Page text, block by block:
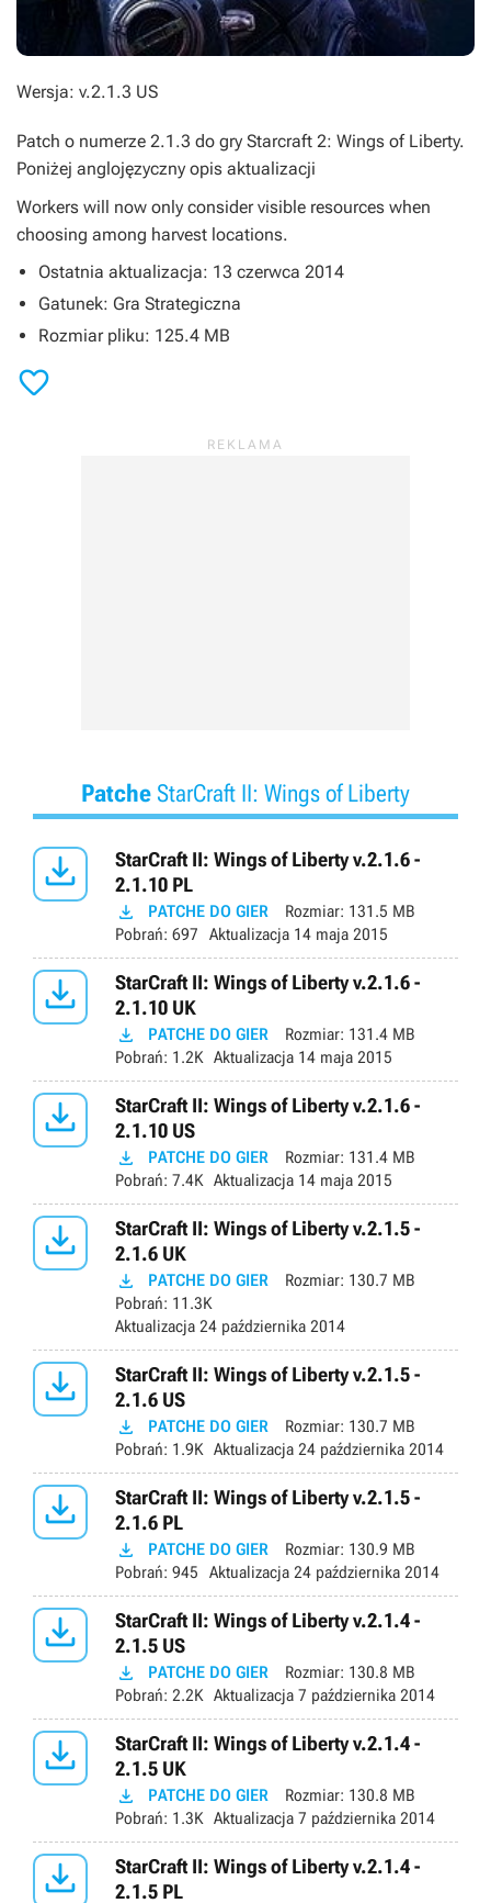
Wersja: v.2.1.3 US
Patch o numerze 2.1.3 do gry Starcraft 2: Wings of Liberty.
Poniżej anglojęzyczny opis aktualizacji
Workers will now only consider visible resources when
choosing among harvest locations.
Ostatnia aktualizacja: 13 czerwca 2014
Gatunek: Gra Strategiczna
Rozmiar pliku: 125.4 MB

Patche StarCraft II: Wings of Liberty

StarCraft II: Wings of Liberty v.2.1.6 -
2.1.10 PL
 PATCHE DO GIER Rozmiar: 131.5 MB
Pobrań: 697 Aktualizacja 14 maja 2015

StarCraft II: Wings of Liberty v.2.1.6 -
2.1.10 UK
 PATCHE DO GIER Rozmiar: 131.4 MB
Pobrań: 1.2K Aktualizacja 14 maja 2015

StarCraft II: Wings of Liberty v.2.1.6 -
2.1.10 US
 PATCHE DO GIER Rozmiar: 131.4 MB
Pobrań: 7.4K Aktualizacja 14 maja 2015

StarCraft II: Wings of Liberty v.2.1.5 -
2.1.6 UK
 PATCHE DO GIER Rozmiar: 130.7 MB
Pobrań: 11.3K
Aktualizacja 24 października 2014

StarCraft II: Wings of Liberty v.2.1.5 -
2.1.6 US
 PATCHE DO GIER Rozmiar: 130.7 MB
Pobrań: 1.9K Aktualizacja 24 października 2014

StarCraft II: Wings of Liberty v.2.1.5 -
2.1.6 PL
 PATCHE DO GIER Rozmiar: 130.9 MB
Pobrań: 945 Aktualizacja 24 października 2014

StarCraft II: Wings of Liberty v.2.1.4 -
2.1.5 US
 PATCHE DO GIER Rozmiar: 130.8 MB
Pobrań: 2.2K Aktualizacja 7 października 2014

StarCraft II: Wings of Liberty v.2.1.4 -
2.1.5 UK
 PATCHE DO GIER Rozmiar: 130.8 MB
Pobrań: 1.3K Aktualizacja 7 października 2014

StarCraft II: Wings of Liberty v.2.1.4 -
2.1.5 PL